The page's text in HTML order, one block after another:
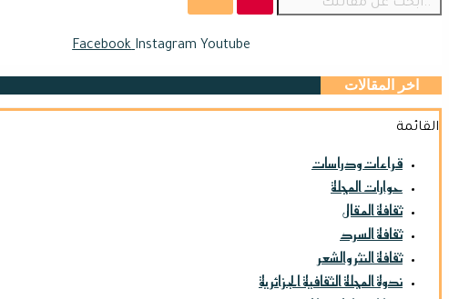
Facebook Instagram Youtube
اخر المقالات
القائمة
قراءات ودراسات
حوارات المجلة
ثقافة المقال
ثقافة السرد
ثقافة النثر والشعر
ندوة المجلة الثقافية الجزائرية